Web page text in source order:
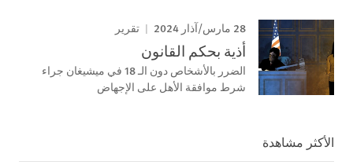
28 مارس/آذار 2024 تقرير
أذية بحكم القانون
الضرر بالأشخاص دون الـ 18 في ميشيغان جراء
شرط موافقة الأهل على الإجهاض
الأكثر مشاهدة